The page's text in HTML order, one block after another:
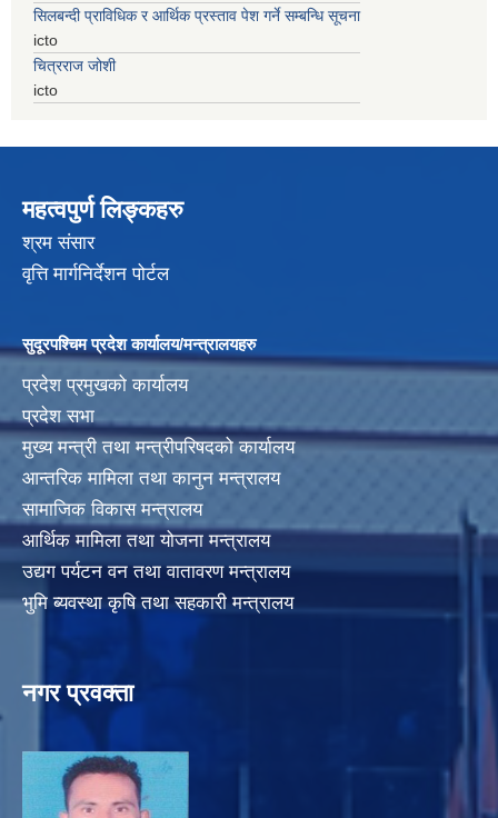
सिलबन्दी प्राविधिक र आर्थिक प्रस्ताव पेश गर्ने सम्बन्धि सूचना
icto
चित्रराज जोशी
icto
महत्वपुर्ण लिङ्कहरु
श्रम संसार
वृत्ति मार्गनिर्देशन पोर्टल
सुदूरपश्चिम प्रदेश कार्यालय/मन्त्रालयहरु
प्रदेश प्रमुखको कार्यालय
प्रदेश सभा
मुख्य मन्त्री तथा मन्त्रीपरिषदको कार्यालय
आन्तरिक मामिला तथा कानुन मन्त्रालय
सामाजिक विकास मन्त्रालय
आर्थिक मामिला तथा योजना मन्त्रालय
उद्यग पर्यटन वन तथा वातावरण मन्त्रालय
भुमि ब्यवस्था कृषि तथा सहकारी मन्त्रालय
नगर प्रवक्ता